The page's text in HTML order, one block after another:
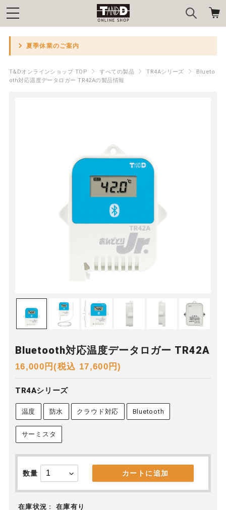
夏季休業のご案内
T&Dオンラインショップ TOP すべての製品 TR4Aシリーズ
Blueto
oth対応温度データロガー TR42Aの製品情報
Bluetooth対応温度データロガー TR42A
16,000円(税込 17,600円)
TR4Aシリーズ
温度 防水 クラウド対応 Bluetooth
サーミスタ
数量 カートに追加
在庫状況 :
在庫有り